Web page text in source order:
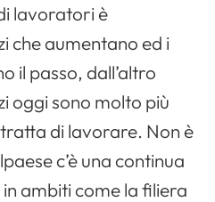
lavoratori è
che aumentano ed i
il passo, dall’altro
oggi sono molto più
di lavorare. Non è
c’è una continua
ambiti come la filiera